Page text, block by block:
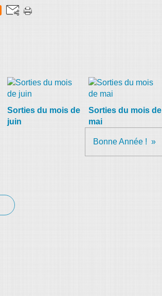
Sorties du mois de
juin
Sorties du mois de
mai
Bonne Année !